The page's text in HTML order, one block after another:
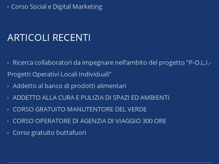
Corso Social e Digital Marketing
ARTICOLI RECENTI
Ricerca collaboratori da impegnare nell’ambito del progetto “P-O.L.I.-
Progetti Operativi Locali Individuali”
Addetto al banco di prodotti alimentari
ADDETTO ALLA CURA E PULIZIA DI SPAZI ED AMBIENTI
CORSO GRATUITO MANUTENTORE DEL VERDE
CORSO OPERATORE DI AGENZIA DI VIAGGIO 300 ORE
Corso gratuito buttafuori